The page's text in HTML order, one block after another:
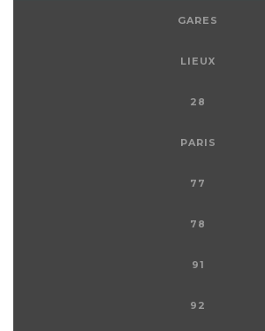
GARES
LIEUX
28
PARIS
77
78
91
92